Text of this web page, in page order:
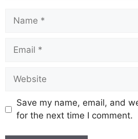
Save my name, email, and
for the next time I comment.